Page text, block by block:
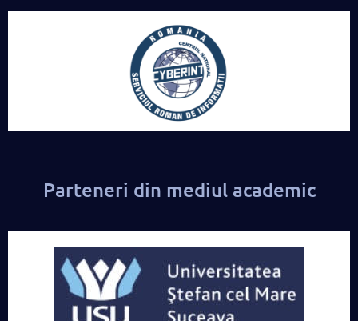
Parteneri din mediul academic